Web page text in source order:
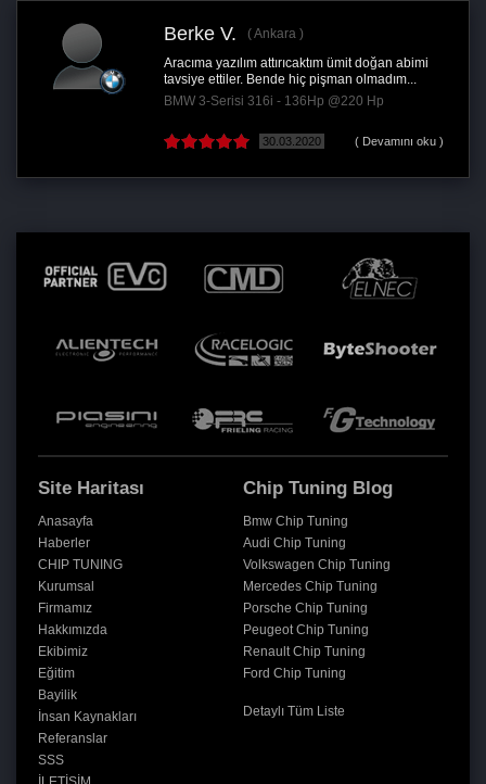
Berke V.
Ankara
Aracıma yazılım attırıcaktım ümit doğan abimi
tavsiye ettiler. Bende hiç pişman olmadım...
BMW 3-Serisi 316i - 136Hp @220 Hp
30.03.2020 ( Devamını oku )
Site Haritası
Anasayfa
Haberler
CHIP TUNING
Kurumsal
Firmamız
Hakkımızda
Ekibimiz
Eğitim
Bayilik
İnsan Kaynakları
Referanslar
SSS
Chip Tuning Blog
Bmw Chip Tuning
Audi Chip Tuning
Volkswagen Chip Tuning
Mercedes Chip Tuning
Porsche Chip Tuning
Peugeot Chip Tuning
Renault Chip Tuning
Ford Chip Tuning
Detaylı Tüm Liste